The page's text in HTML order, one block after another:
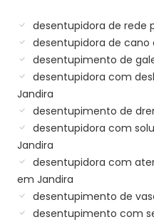
desentupidora de rede
desentupidora de cano
desentupimento de
desentupidora com
Jandira
desentupimento de
desentupidora com
Jandira
desentupidora com
em Jandira
desentupimento de
desentupimento com